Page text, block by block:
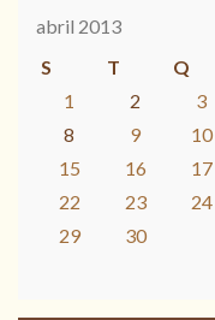
abril 2013
S
T Q
1
2 3
8
9 10
15
16 17
22
23 24
29
30